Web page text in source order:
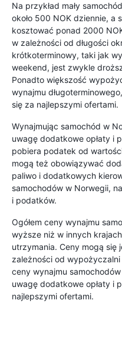
Na przykład mały
około 500 NOK dziennie, a
kosztować ponad 2000
w zależności od długości
krótkoterminowy, taki jak
weekend, jest zwykle
Ponadto większość
wynajmu
się za najlepszymi ofertami.
Wynajmując samochód w
uwagę dodatkowe opłaty i
pobiera podatek od
mogą też obowiązywać
paliwo i dodatkowych
samochodów w Norwegii,
i podatków.
Ogółem ceny wynajmu
wyższe niż w innych
utrzymania. Ceny mogą się
zależności od
ceny wynajmu
uwagę dodatkowe opłaty i
najlepszymi ofertami.